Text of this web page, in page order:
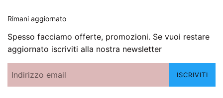
Rimani aggiornato
Spesso facciamo offerte, promozioni. Se vuoi restare
aggiornato iscriviti alla nostra newsletter
ISCRIVITI